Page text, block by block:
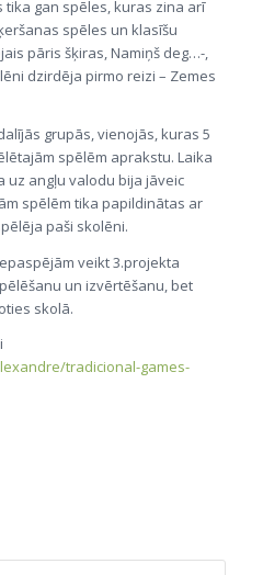
gan spēles, kuras zina arī
spēles un klasīšu
pāris šķiras, Namiņš deg…-,
dzirdēja pirmo reizi – Zemes
grupās, vienojās, kuras 5
spēlēm aprakstu. Laika
uz angļu valodu bija jāveic
spēlēm tika papildinātas ar
paši skolēni.
veikt 3.projekta
un izvērtēšanu, bet
skolā.
tradicional-games-